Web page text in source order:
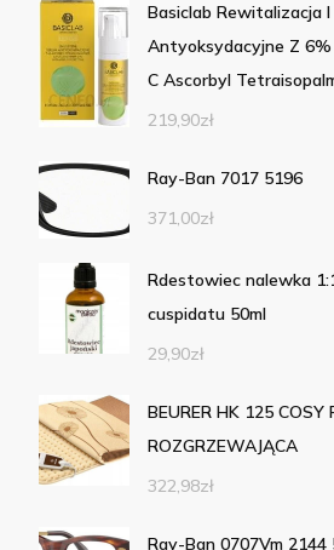
Basiclab Rewitalizacja
Antyoksydacyjne Z
C Ascorbyl
219,90zł
Ray-Ban 7017 5196
371,00zł
Rdestowiec nalewka
cuspidatu 50ml
29,90zł
BEURER HK 125 COSY
ROZGRZEWAJĄCA
322,98zł
Ray-Ban 0707Vm 2144